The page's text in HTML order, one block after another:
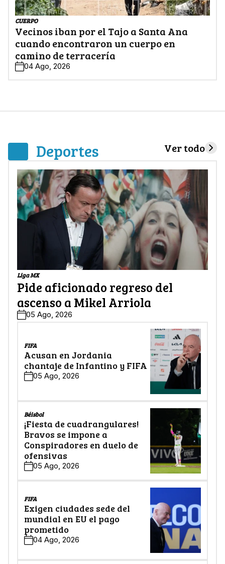
CUERPO
Vecinos iban por el Tajo a Santa Ana
cuando encontraron un cuerpo en
camino de terracería
04 Ago, 2026
Deportes Ver todo
Liga MX
Pide aficionado regreso del
ascenso a Mikel Arriola
05 Ago, 2026
FIFA
Acusan en Jordania
chantaje de Infantino y FIFA
05 Ago, 2026
Béisbol
¡Fiesta de cuadrangulares!
Bravos se impone a
Conspiradores en duelo de
ofensivas
05 Ago, 2026
FIFA
Exigen ciudades sede del
mundial en EU el pago
prometido
04 Ago, 2026